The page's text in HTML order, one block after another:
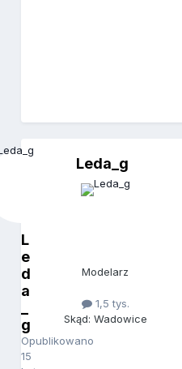
L
e
d
a
g
Opublikowano
15
Leda_g
Modelarz
1,5 tys.
Skąd: Wadowice